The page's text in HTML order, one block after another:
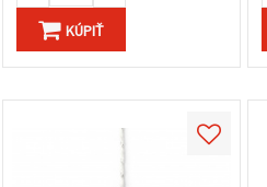
KÚPIŤ